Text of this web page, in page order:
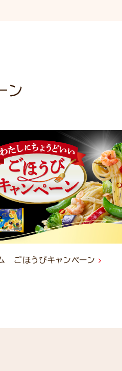
ン
ごほうびキャンペーン